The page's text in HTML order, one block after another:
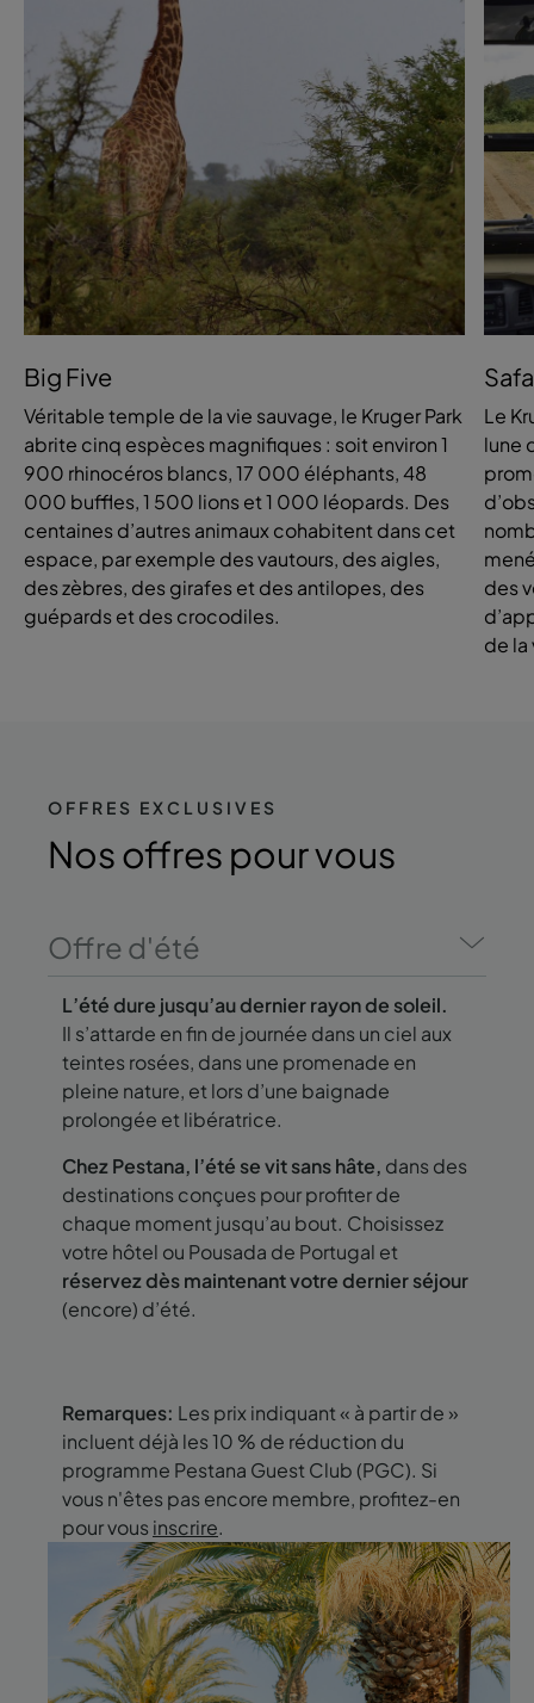
Big Five
Véritable temple de la vie sauvage, le Kruger Park
abrite cinq espèces magnifiques : soit environ 1
900 rhinocéros blancs, 17 000 éléphants, 48
000 buffles, 1 500 lions et 1 000 léopards. Des
centaines d’autres animaux cohabitent dans cet
espace, par exemple des vautours, des aigles,
des zèbres, des girafes et des antilopes, des
guépards et des crocodiles.
Le
lune
des
de la
OFFRES EXCLUSIVES
Nos offres pour vous
Offre d'été
L’été dure jusqu’au dernier rayon de soleil.
Il s’attarde en fin de journée dans un ciel aux
teintes rosées, dans une promenade en
pleine nature, et lors d’une baignade
prolongée et libératrice.
Chez Pestana, l’été se vit sans hâte, dans des
destinations conçues pour profiter de
chaque moment jusqu’au bout. Choisissez
votre hôtel ou Pousada de Portugal et
réservez dès maintenant votre dernier séjour
(encore) d’été.
Remarques: Les prix indiquant « à partir de »
incluent déjà les 10 % de réduction du
programme Pestana Guest Club (PGC). Si
vous n'êtes pas encore membre, profitez-en
pour vous inscrire.